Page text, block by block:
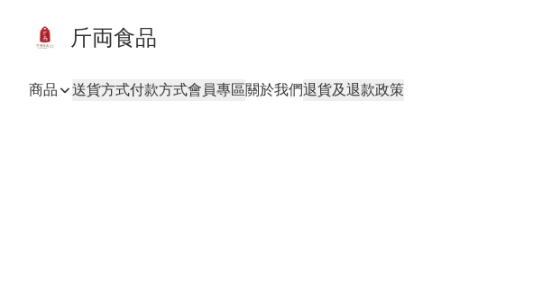
斤両食品
商品 送貨方式付款方式會員專區關於我們退貨及退款政策